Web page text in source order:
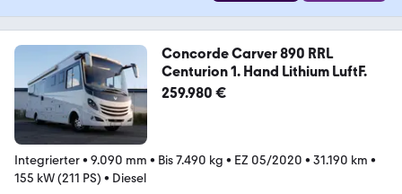
Concorde Carver 890 RRL
Centurion 1. Hand Lithium LuftF.
259.980 €
Integrierter• 9.090 mm • Bis 7.490 kg • EZ 05/2020 • 31.190 km •
155 kW (211 PS) • Diesel